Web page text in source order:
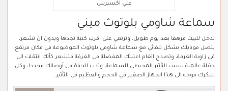
علي اكسبرس
سماعة شاومي بلوتوث ميني
تدخل للبيت مرهقا بعد يوم طويل، وترتمي على اقرب كنبة تجدها وبدون ان تشعر،
يتصل موبايلك بشكل تلقائي مع سماعة شاومي بلوتوث الموضوعة في مكان مرتفع
في زاوية الغرفة، وتصدح انغام اغنيتك المفضلة في الغرفة فتشعر كأنك انتقلت الى
حفلة عالمية بسبب التأثير المحيطي للسماعة، وتدب الحياة في أوصالك مجددا، وكل
شكرك موجه الى هذا الجهاز الصغير في الحجم والعظيم في التأثير.